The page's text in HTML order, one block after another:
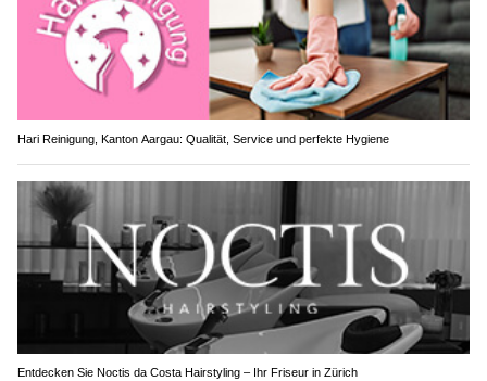
Hari Reinigung, Kanton Aargau: Qualität, Service und perfekte Hygiene
Entdecken Sie Noctis da Costa Hairstyling – Ihr Friseur in Zürich